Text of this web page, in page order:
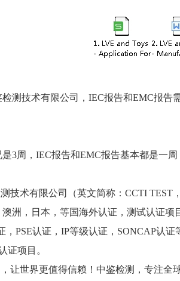
测技术有限公司， IEC报告和EMC报告
是3周， IEC报告和EMC报告基本都是一周
技术有限公司（英文简称：CCTI TEST
洲，日本，等国海外认证，测试认证项
， PSE认证， IP等级认证， SONCAP认证
证项目。
让世界更值得信赖！中鉴检测，专注全